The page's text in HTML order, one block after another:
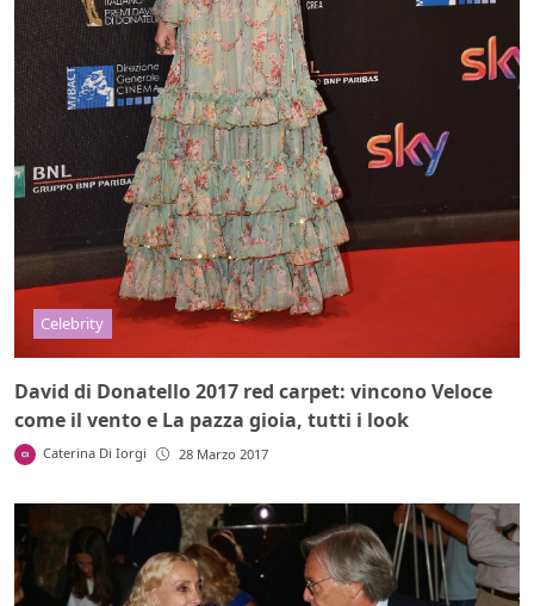
Celebrity
David di Donatello 2017 red carpet: vincono Veloce
come il vento e La pazza gioia, tutti i look
Caterina Di Iorgi 28 Marzo 2017